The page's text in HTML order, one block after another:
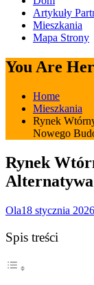
Artykuły
Mieszkania
Mapa Strony
You Are
Home
Mieszkania
Rynek
Nowego
Rynek
Ola18 stycznia 2026
Spis treści